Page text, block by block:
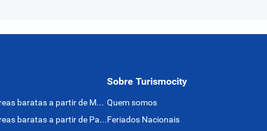
Passagens Aéreas baratas a partir de México
Passagens Aéreas baratas a partir de Panamá
Sobre Turismocity
Quem somos
Feriados Nacionais